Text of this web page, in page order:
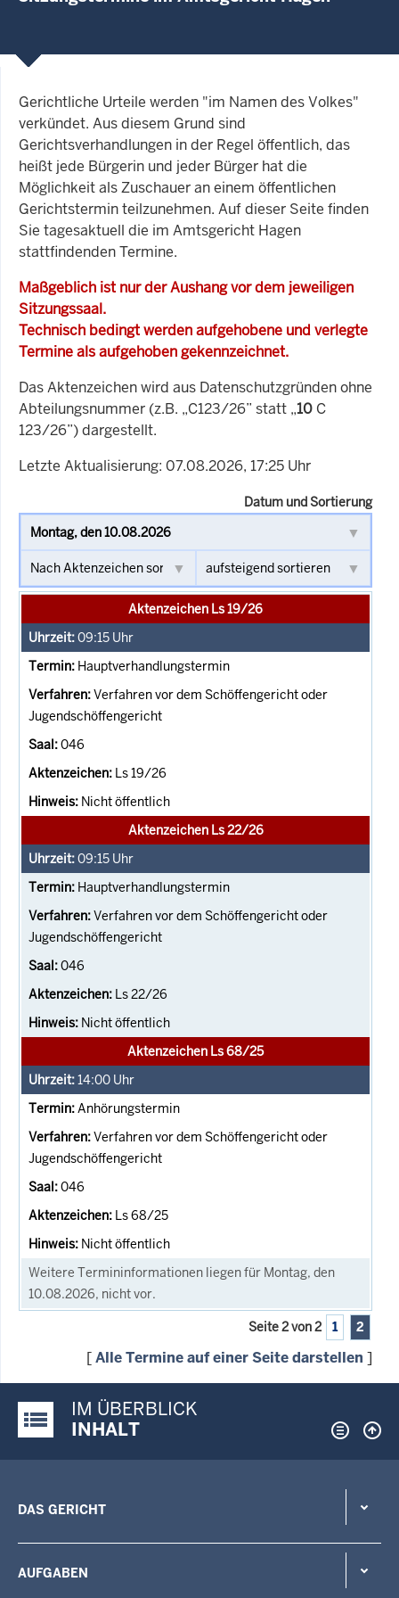
Gerichtliche Urteile werden "im Namen des Volkes"
verkündet. Aus diesem Grund sind
Gerichtsverhandlungen in der Regel öffentlich, das
heißt jede Bürgerin und jeder Bürger hat die
Möglichkeit als Zuschauer an einem öffentlichen
Gerichtstermin teilzunehmen. Auf dieser Seite finden
Sie tagesaktuell die im Amtsgericht Hagen
stattfindenden Termine.
Maßgeblich ist nur der Aushang vor dem jeweiligen
Sitzungssaal.
Technisch bedingt werden aufgehobene und verlegte
Termine als aufgehoben gekennzeichnet.
Das Aktenzeichen wird aus Datenschutzgründen ohne
Abteilungsnummer (z.B. „C123/26” statt „10 C
123/26”) dargestellt.
Letzte Aktualisierung: 07.08.2026, 17:25 Uhr
Datum und Sortierung
Aktenzeichen Ls 19/26
09:15 Uhr
Hauptverhandlungstermin
Verfahren vor dem Schöffengericht oder
Jugendschöffengericht
046
Ls 19/26
Nicht öffentlich
Aktenzeichen Ls 22/26
09:15 Uhr
Hauptverhandlungstermin
Verfahren vor dem Schöffengericht oder
Jugendschöffengericht
046
Ls 22/26
Nicht öffentlich
Aktenzeichen Ls 68/25
14:00 Uhr
Anhörungstermin
Verfahren vor dem Schöffengericht oder
Jugendschöffengericht
046
Ls 68/25
Nicht öffentlich
Weitere Termininformationen liegen für Montag, den
10.08.2026, nicht vor.
Seite 2 von 2 1 2
[Alle Termine auf einer Seite darstellen ]
Justiz-Portal im Überblick:
IM ÜBERBLICK
INHALT
DAS GERICHT
AUFGABEN